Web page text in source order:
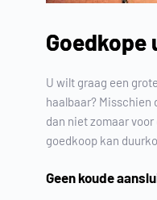
Goedkope
U wilt graag een
haalbaar? Misschien
dan niet zomaar
goedkoop kan
Geen koude